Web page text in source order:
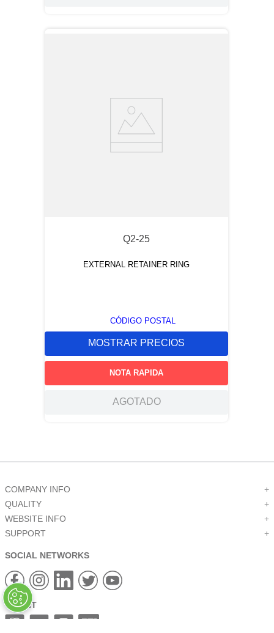
Q2-25
EXTERNAL RETAINER RING
CÓDIGO POSTAL
MOSTRAR PRECIOS
NOTA RAPIDA
AGOTADO
COMPANY INFO
+
QUALITY
+
WEBSITE INFO
+
SUPPORT
+
SOCIAL NETWORKS
CREDIT